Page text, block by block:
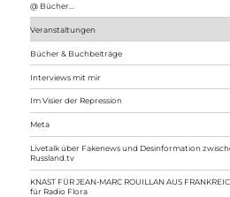
@ Bücher…
Veranstaltungen
Bücher & Buchbeiträge
Interviews mit mir
Im Visier der Repression
Meta
Livetalk über Fakenews und Desinformation
Russland.tv
KNAST FÜR JEAN-MARC ROUILLAN AUS
für Radio Flora